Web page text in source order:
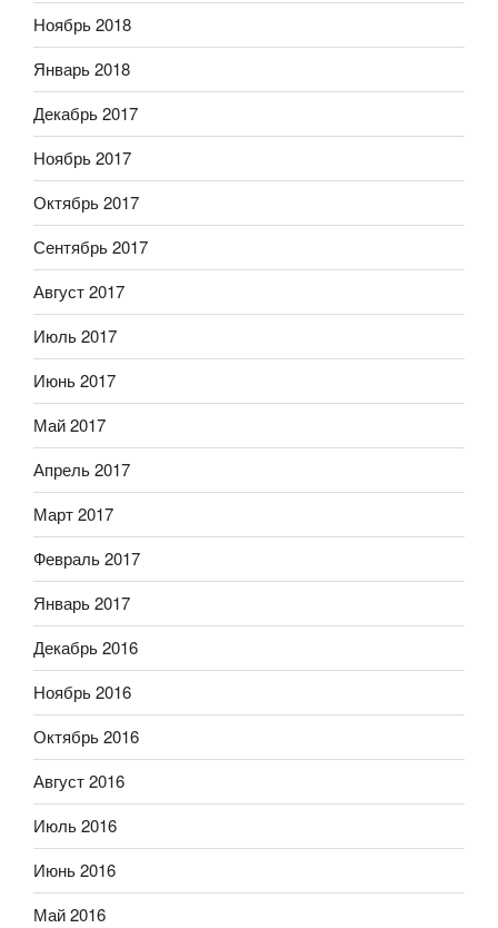
Ноябрь 2018
Январь 2018
Декабрь 2017
Ноябрь 2017
Октябрь 2017
Сентябрь 2017
Август 2017
Июль 2017
Июнь 2017
Май 2017
Апрель 2017
Март 2017
Февраль 2017
Январь 2017
Декабрь 2016
Ноябрь 2016
Октябрь 2016
Август 2016
Июль 2016
Июнь 2016
Май 2016